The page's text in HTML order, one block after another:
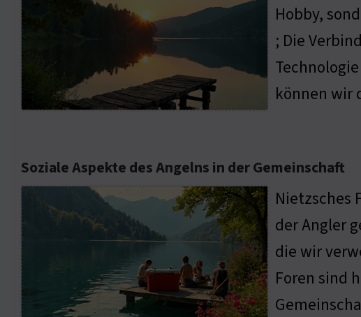
Hobby,
; Die
können wir
Soziale Aspekte des Angelns in der Gemeinschaft
Nietzsches
der Angler
die wir
Foren sind